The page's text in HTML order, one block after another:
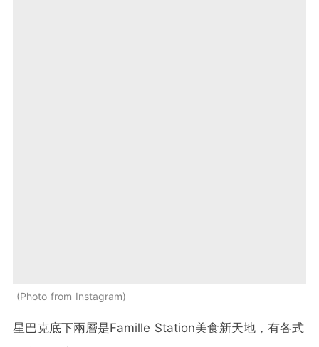
Photo from Instagram
星巴克底下兩層是Famille Station美食新天地，有各式